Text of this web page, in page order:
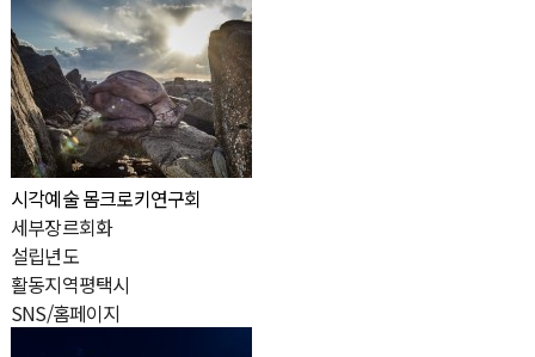
시각예술몸크로키연구회
세부장르회화
설립년도
활동지역평택시
SNS/홈페이지